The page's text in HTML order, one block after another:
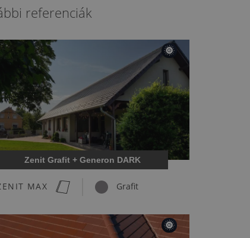
referenciák
Zenit Grafit + Generon DARK
MAX Grafit